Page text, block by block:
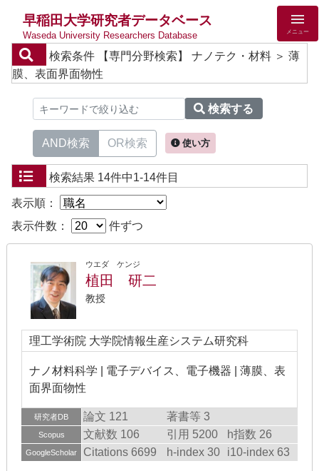
早稲田大学研究者データベース
Waseda University Researchers Database メニュー
検索条件
【専門分野検索】 ナノテク・材料 ＞ 薄
膜、表面界面物性
検索する
AND検索 OR検索 使い方
検索結果 14件中1-14件目
表示順：
表示件数：
件ずつ
ウエダ ケンジ
植田 研二
教授
理工学術院 大学院情報生産システム研究科
ナノ材料科学 | 電子デバイス、電子機器 | 薄膜、表
面界面物性
研究者DB 論文 121 著書等 3
Scopus 文献数 106 引用 5200 h指数 26
GoogleScholar Citations 6699 h-index 30 i10-index 63